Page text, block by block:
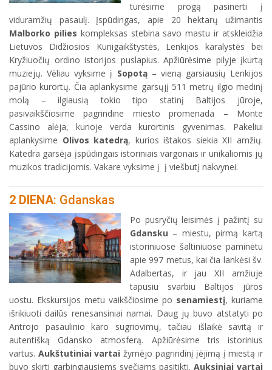
turėsime progą pasinerti į
viduramžių pasaulį. Įspūdingas, apie 20 hektarų užimantis
Malborko pilies kompleksas stebina savo mastu ir atskleidžia
Lietuvos Didžiosios Kunigaikštystės, Lenkijos karalystės bei
Kryžiuočių ordino istorijos puslapius. Apžiūrėsime pilyje įkurtą
muziejų. Vėliau vyksime į Sopotą– vieną garsiausių Lenkijos
pajūrio kurortų. Čia aplankysime garsųjį 511 metrų ilgio medinį
molą – ilgiausią tokio tipo statinį Baltijos jūroje,
pasivaikščiosime pagrindine miesto promenada – Monte
Cassino alėja, kurioje verda kurortinis gyvenimas. Pakeliui
aplankysime Olivos katedrą, kurios ištakos siekia XII amžių.
Katedra garsėja įspūdingais istoriniais vargonais ir unikaliomis jų
muzikos tradicijomis. Vakare vyksime į į viešbutį nakvynei.
2 DIENA: Gdanskas
Po pusryčių leisimės į pažintį su
Gdansku – miestu, pirmą kartą
istoriniuose šaltiniuose paminėtu
apie 997 metus, kai čia lankėsi šv.
Adalbertas, ir jau XII amžiuje
tapusiu svarbiu Baltijos jūros
uostu. Ekskursijos metu vaikščiosime po senamiestį, kuriame
išrikiuoti dailūs renesansiniai namai. Daug jų buvo atstatyti po
Antrojo pasaulinio karo sugriovimų, tačiau išlaikė savitą ir
autentišką Gdansko atmosferą. Apžiūrėsime tris istorinius
vartus. Aukštutiniai vartai žymėjo pagrindinį įėjimą į miestą ir
buvo skirti garbingiausiems svečiams pasitikti. Auksiniai vartai